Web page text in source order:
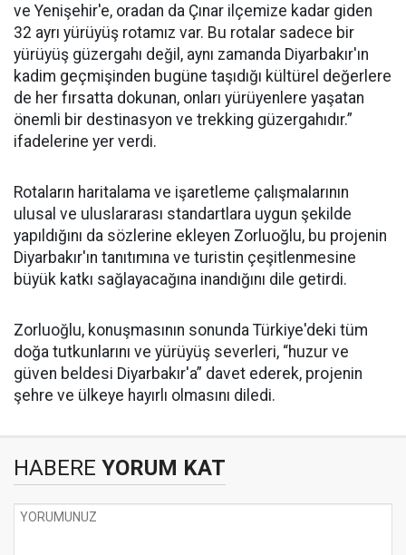
ve Yenişehir'e, oradan da Çınar ilçemize kadar giden
32 ayrı yürüyüş rotamız var. Bu rotalar sadece bir
yürüyüş güzergahı değil, aynı zamanda Diyarbakır'ın
kadim geçmişinden bugüne taşıdığı kültürel değerlere
de her fırsatta dokunan, onları yürüyenlere yaşatan
önemli bir destinasyon ve trekking güzergahıdır.”
ifadelerine yer verdi.
Rotaların haritalama ve işaretleme çalışmalarının
ulusal ve uluslararası standartlara uygun şekilde
yapıldığını da sözlerine ekleyen Zorluoğlu, bu projenin
Diyarbakır'ın tanıtımına ve turistin çeşitlenmesine
büyük katkı sağlayacağına inandığını dile getirdi.
Zorluoğlu, konuşmasının sonunda Türkiye'deki tüm
doğa tutkunlarını ve yürüyüş severleri, “huzur ve
güven beldesi Diyarbakır'a” davet ederek, projenin
şehre ve ülkeye hayırlı olmasını diledi.
HABERE YORUM KAT